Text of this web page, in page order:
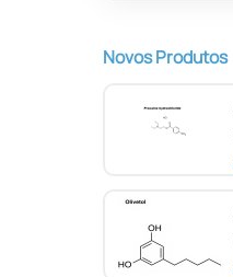
Novos Produtos